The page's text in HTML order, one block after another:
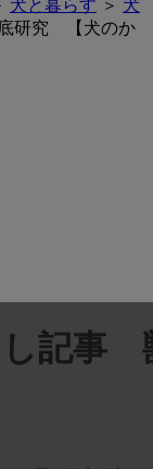
犬と暮らす ＞ 犬
底研究 【犬のか